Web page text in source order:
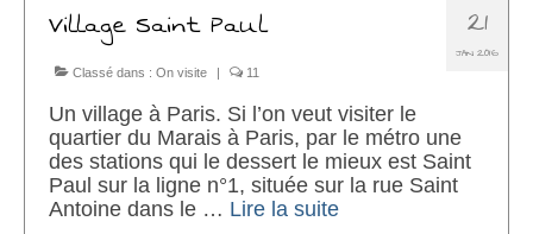
21
JAN 2016
Village Saint Paul
Classé dans : On visite | 11
Un village à Paris. Si l’on veut visiter le
quartier du Marais à Paris, par le métro une
des stations qui le dessert le mieux est Saint
Paul sur la ligne n°1, située sur la rue Saint
Antoine dans le … Lire la suite­­